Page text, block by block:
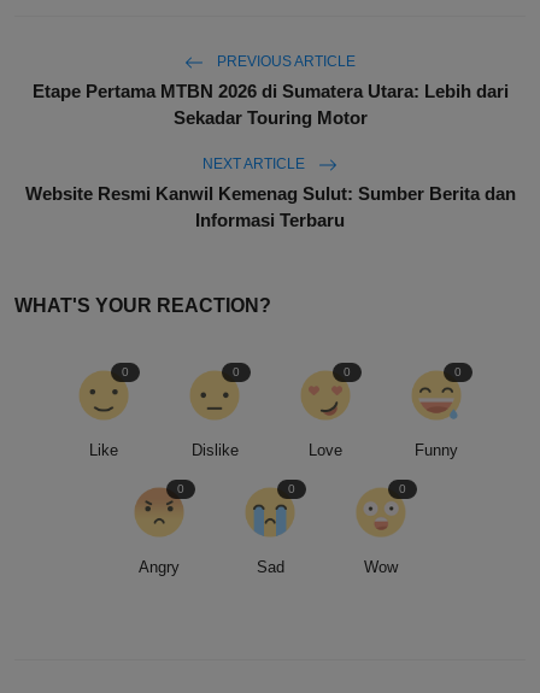
PREVIOUS ARTICLE
Etape Pertama MTBN 2026 di Sumatera Utara: Lebih dari
Sekadar Touring Motor
NEXT ARTICLE
Website Resmi Kanwil Kemenag Sulut: Sumber Berita dan
Informasi Terbaru
WHAT'S YOUR REACTION?
Like
0
Dislike
0
Love
0
Funny
0
Angry
0
Sad
0
Wow
0